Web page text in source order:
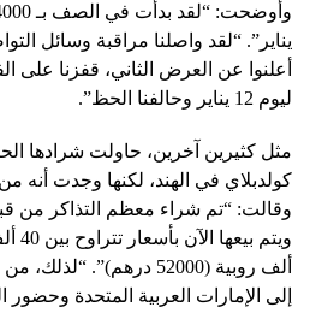
يناير”. “لقد واصلنا مراقبة وسائل
أعلنوا عن العرض الثاني، قفزنا على
ليوم 12 يناير وحالفنا الحظ”.
مثل كثيرين آخرين، حاولت شرادها
كولدبلاي في الهند، لكنها وجدت أنه
ألف روبية (52000 درهم)”.
إلى الإمارات العربية المتحدة